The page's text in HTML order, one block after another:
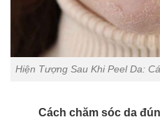
Hiện Tượng Sau Khi Peel Da:
Cách chăm sóc da